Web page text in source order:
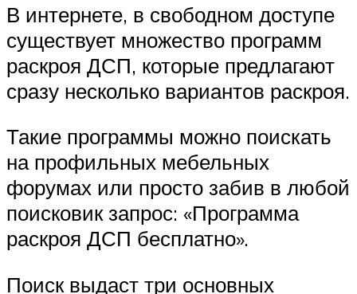
В интернете, в свободном доступе
существует множество программ
раскроя ДСП, которые предлагают
сразу несколько вариантов раскроя.
Такие программы можно поискать
на профильных мебельных
форумах или просто забив в любой
поисковик запрос: «Программа
раскроя ДСП бесплатно».
Поиск выдаст три основных